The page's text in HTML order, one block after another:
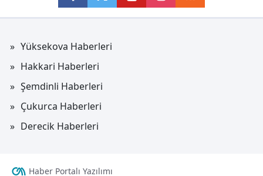
Yüksekova Haberleri
Hakkari Haberleri
Şemdinli Haberleri
Çukurca Haberleri
Derecik Haberleri
Haber Portalı Yazılımı